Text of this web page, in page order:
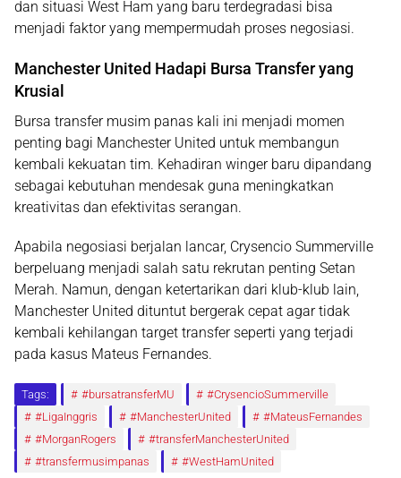
dan situasi West Ham yang baru terdegradasi bisa
menjadi faktor yang mempermudah proses negosiasi.
Manchester United Hadapi Bursa Transfer yang
Krusial
Bursa transfer musim panas kali ini menjadi momen
penting bagi Manchester United untuk membangun
kembali kekuatan tim. Kehadiran winger baru dipandang
sebagai kebutuhan mendesak guna meningkatkan
kreativitas dan efektivitas serangan.
Apabila negosiasi berjalan lancar, Crysencio Summerville
berpeluang menjadi salah satu rekrutan penting Setan
Merah. Namun, dengan ketertarikan dari klub-klub lain,
Manchester United dituntut bergerak cepat agar tidak
kembali kehilangan target transfer seperti yang terjadi
pada kasus Mateus Fernandes.
Tags: #bursatransferMU
#CrysencioSummerville
#LigaInggris
#ManchesterUnited
#MateusFernandes
#MorganRogers
#transferManchesterUnited
#transfermusimpanas
#WestHamUnited